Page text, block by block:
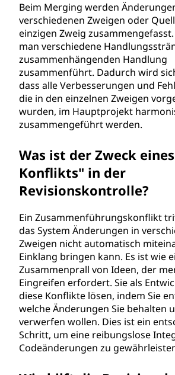
Beim Merging werden
verschiedenen Zweigen oder
einzigen Zweig zusammengefasst.
man verschiedene
zusammenhängenden Handlung
zusammenführt. Dadurch wird
dass alle Verbesserungen und
die in den einzelnen Zweigen
wurden, im Hauptprojekt
zusammengeführt werden.
Was ist der Zweck
Konflikts" in der
Revisionskontrolle?
Ein Zusammenführungskonflikt
das System Änderungen in
Zweigen nicht automatisch
Einklang bringen kann. Es ist wie
Zusammenprall von Ideen, der
Eingreifen erfordert. Sie als
diese Konflikte lösen, indem Sie
welche Änderungen Sie behalten
verwerfen wollen. Dies ist ein
Schritt, um eine reibungslose
Codeänderungen zu